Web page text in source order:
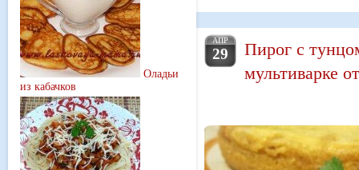
Оладьи
из кабачков
АПР
29
Пирог с
мультиварке